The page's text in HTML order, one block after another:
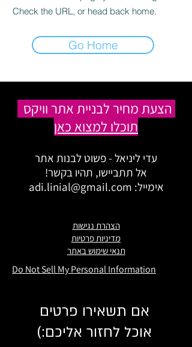
Check the URL, or head back home.
Go Home
הצעת מחיר לבניית אתר וויקס
תוכלו למצוא כאן
עדי ליניאל - פשוט לבנות אתר
אל תתביישו, תהיו בקשר!
אימייל: adi.linial@gmail.com
הצהרת נגישות
מדיניות פרטיות
תנאי שימוש באתר
Do Not Sell My Personal Information
אם תשאירו פרטים
אוכל לחזור אליכם:)